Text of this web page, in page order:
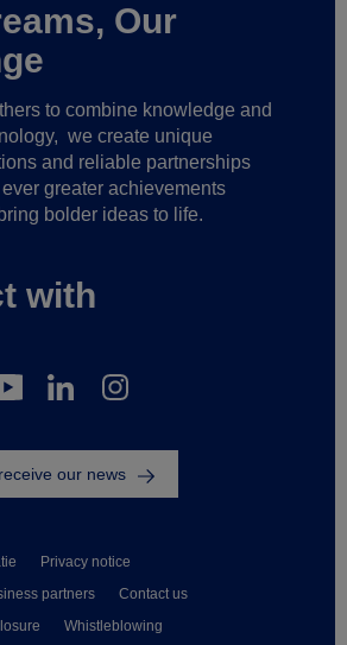
Our
to combine knowledge and
we create unique
and reliable partnerships
greater achievements
bolder ideas to life.
with
Privacy notice
partners
Contact us
Whistleblowing
our news